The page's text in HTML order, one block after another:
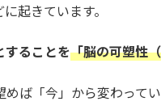
起きています。
することを「脳の可塑性
ば「今」から変わってい